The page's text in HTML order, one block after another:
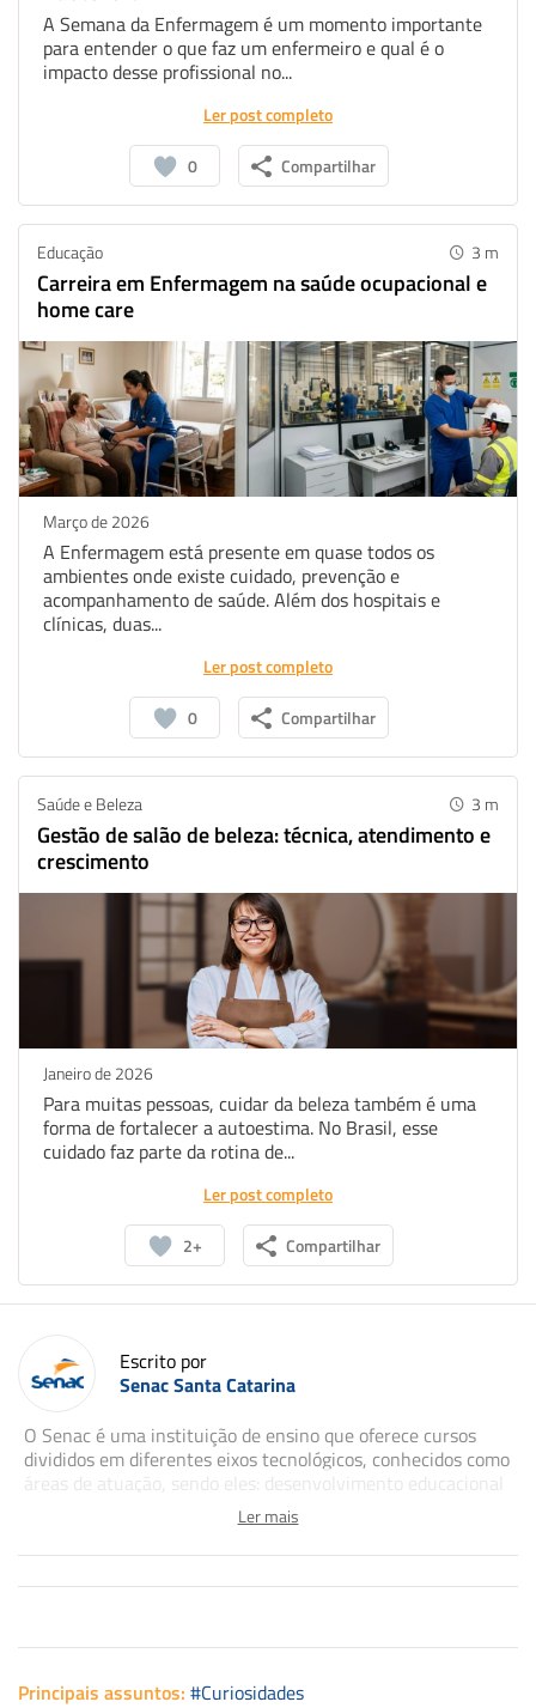
A Semana da Enfermagem é um momento importante
para entender o que faz um enfermeiro e qual é o
impacto desse profissional no...
Ler post completo
0 Compartilhar
Educação 3 m
Carreira em Enfermagem na saúde ocupacional e
home care
Março de 2026
A Enfermagem está presente em quase todos os
ambientes onde existe cuidado, prevenção e
acompanhamento de saúde. Além dos hospitais e
clínicas, duas...
Ler post completo
0 Compartilhar
Saúde e Beleza 3 m
Gestão de salão de beleza: técnica, atendimento e
crescimento
Janeiro de 2026
Para muitas pessoas, cuidar da beleza também é uma
forma de fortalecer a autoestima. No Brasil, esse
cuidado faz parte da rotina de...
Ler post completo
2+ Compartilhar
Escrito por
Senac Santa Catarina
O Senac é uma instituição de ensino que oferece cursos
divididos em diferentes eixos tecnológicos, conhecidos como
e social; ambiente e saúde; gestão e negócios; turismo,
hospitalidade e lazer; informação e comunicação;
infraestrutura; produção alimentícia; produção cultural e
design; recursos naturais; e segurança. Esses eixos
contribuindo com o crescimento de Santa Catarina.
Ler mais
Principais assuntos: #Curiosidades
Whatsapp Facebook Linkedin
Twitter